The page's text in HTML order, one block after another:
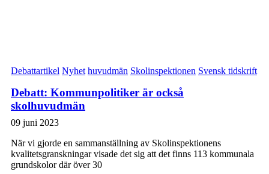
Debattartikel Nyhet huvudmän Skolinspektionen Svensk tidskrift
Debatt: Kommunpolitiker är också
skolhuvudmän
09 juni 2023
När vi gjorde en sammanställning av Skolinspektionens
kvalitetsgranskningar visade det sig att det finns 113 kommunala
grundskolor där över 30